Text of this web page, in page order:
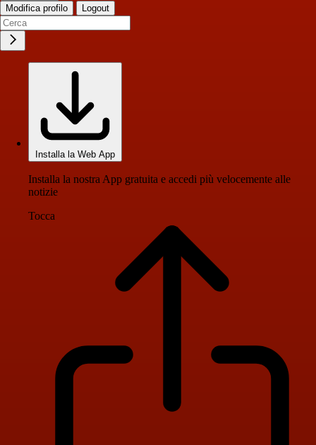
Modifica profilo Logout
Installa la Web App
Installa la nostra App gratuita e accedi più velocemente alle
notizie
Tocca